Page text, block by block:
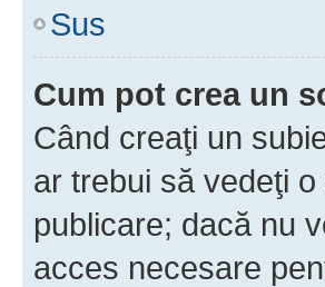
Sus
Cum pot crea un
Când creaţi un
ar trebui să vedeţi
publicare; dacă nu
acces necesare